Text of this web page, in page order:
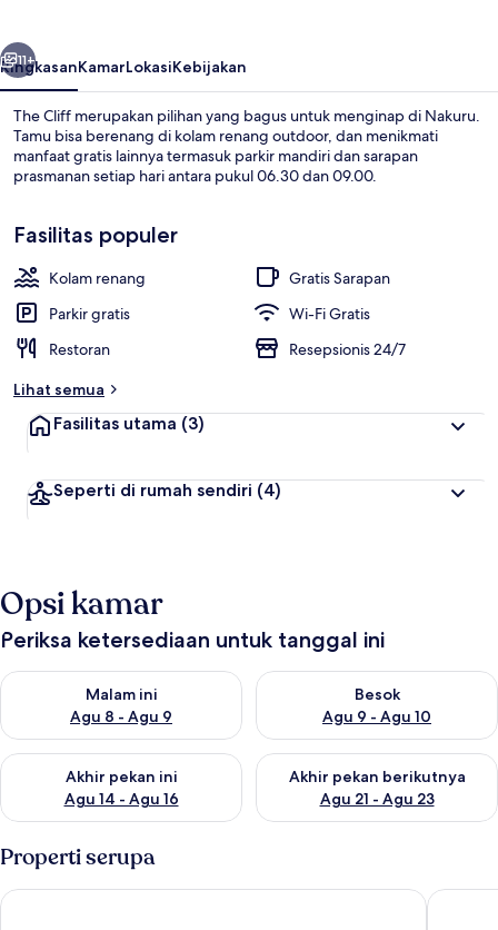
Pemandangan dari kamar
Berikutnya
11+
RingkasanKamarLokasiKebijakan
The Cliff merupakan pilihan yang bagus untuk menginap di Nakuru.
Tamu bisa berenang di kolam renang outdoor, dan menikmati
manfaat gratis lainnya termasuk parkir mandiri dan sarapan
prasmanan setiap hari antara pukul 06.30 dan 09.00.
Fasilitas populer
Kolam renang
Gratis Sarapan
Parkir gratis
Wi-Fi Gratis
Restoran
Resepsionis 24/7
Lihat semua
Fasilitas utama (3)
Seperti di rumah sendiri (4)
Opsi kamar
Periksa ketersediaan untuk tanggal ini
Malam ini
Agu 8 - Agu 9
Periksa ketersediaan untuk malam ini Agu 8 - Agu 9
Besok
Agu 9 - Agu 10
Periksa ketersediaan untuk
Akhir pekan ini
Agu 14 - Agu 16
Periksa ketersediaan untuk akhir pekan ini Agu 14 - Agu 16
Akhir pekan berikutnya
Agu 21 - Agu 23
Periksa ketersediaan untuk
Properti serupa
Lake Nakuru Sopa Lodge The